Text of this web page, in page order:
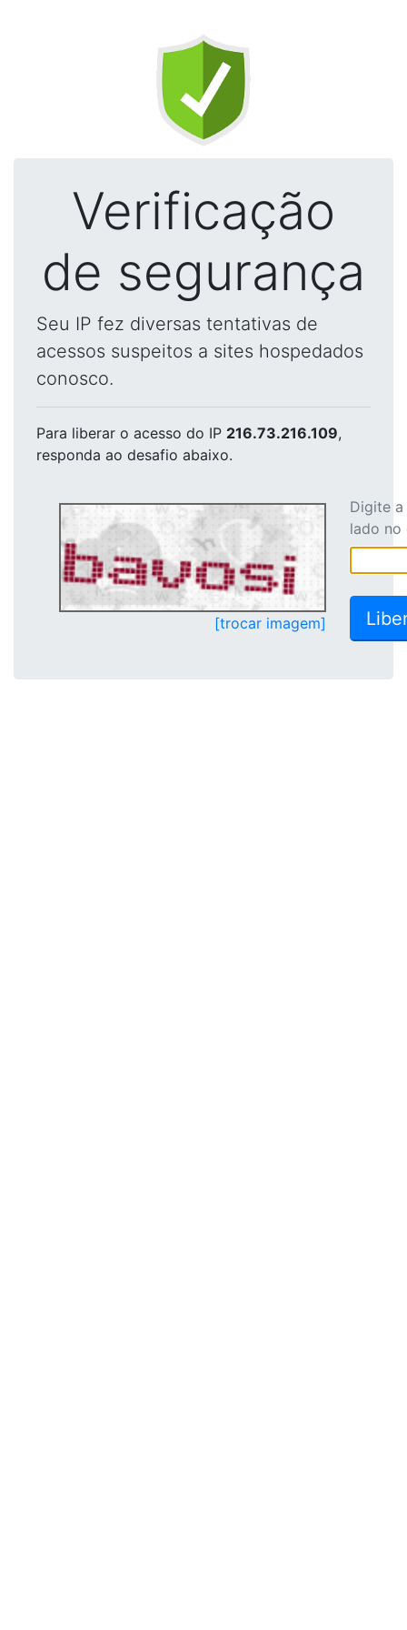
Verificação
de segurança
Seu IP fez diversas tentativas de
acessos suspeitos a sites hospedados
conosco.
Para liberar o acesso do IP 216.73.216.109,
responda ao desafio abaixo.
[trocar imagem]
Digite
lado no